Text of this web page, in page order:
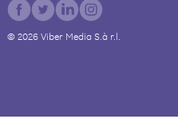
© 2026Viber Media S.à r.l.